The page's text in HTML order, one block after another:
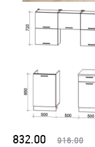
832.00 916.00